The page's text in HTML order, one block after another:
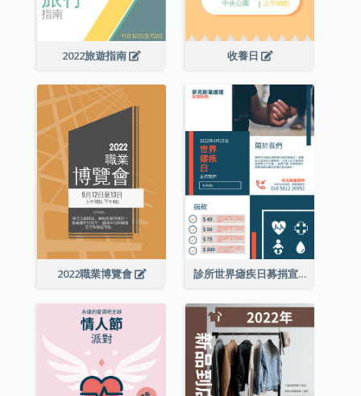
2022旅遊指南 收養日
2022職業博覽會 診所世界瘧疾日募捐宣傳單張